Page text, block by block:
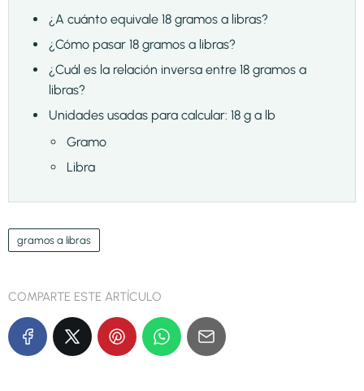
¿A cuánto equivale 18 gramos a libras?
¿Cómo pasar 18 gramos a libras?
¿Cuál es la relación inversa entre 18 gramos a
libras?
Unidades usadas para calcular: 18 g a lb
Gramo
Libra
gramos a libras
COMPARTE ESTE ARTÍCULO